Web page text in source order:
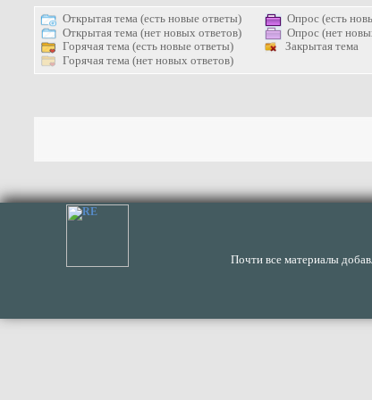
Открытая тема (есть новые ответы)
Открытая тема (нет новых ответов)
Горячая тема (есть новые ответы)
Горячая тема (нет новых ответов)
Опрос (есть
Опрос (нет
Закрытая тема
Почти все материалы